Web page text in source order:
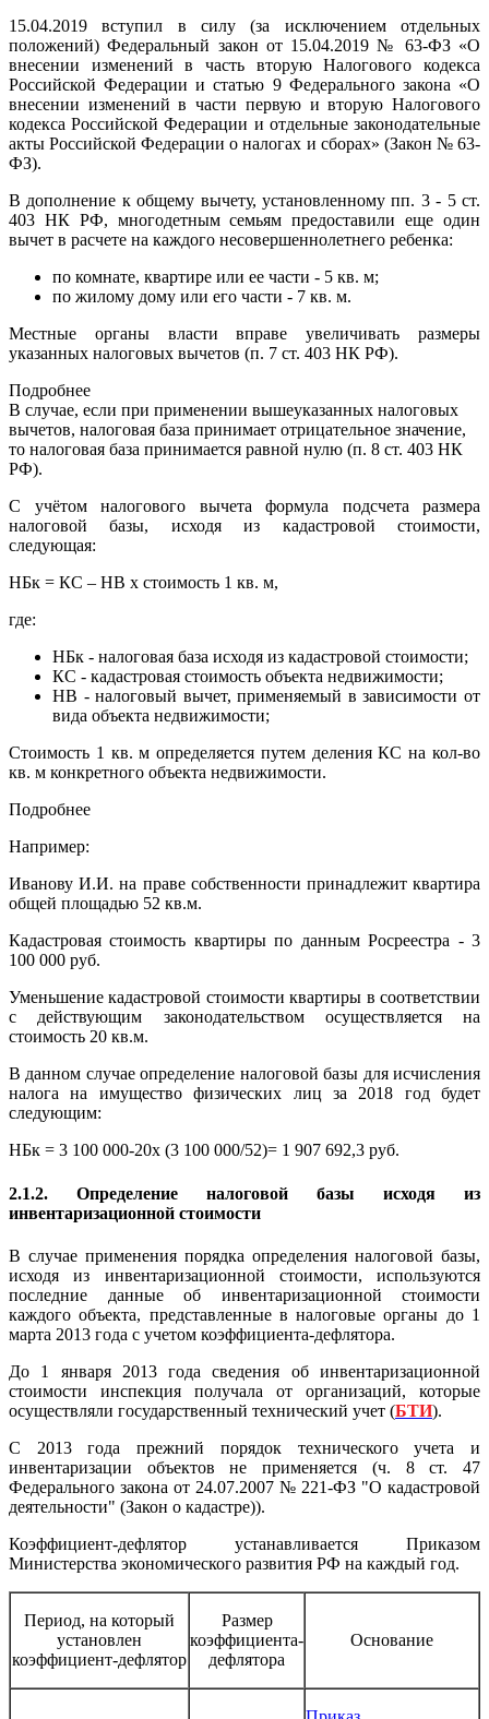
15.04.2019 вступил в силу (за исключением отдельных
положений) Федеральный закон от 15.04.2019 № 63-ФЗ «О
внесении изменений в часть вторую Налогового кодекса
Российской Федерации и статью 9 Федерального закона «О
внесении изменений в части первую и вторую Налогового
кодекса Российской Федерации и отдельные законодательные
акты Российской Федерации о налогах и сборах» (Закон № 63-
ФЗ).
В дополнение к общему вычету, установленному пп. 3 - 5 ст.
403 НК РФ, многодетным семьям предоставили еще один
вычет в расчете на каждого несовершеннолетнего ребенка:
по комнате, квартире или ее части - 5 кв. м;
по жилому дому или его части - 7 кв. м.
Местные органы власти вправе увеличивать размеры
указанных налоговых вычетов (п. 7 ст. 403 НК РФ).
Подробнее
В случае, если при применении вышеуказанных налоговых
вычетов, налоговая база принимает отрицательное значение,
то налоговая база принимается равной нулю (п. 8 ст. 403 НК
РФ).
С учётом налогового вычета формула подсчета размера
налоговой базы, исходя из кадастровой стоимости,
следующая:
НБк = КС – НВ х стоимость 1 кв. м,
где:
НБк - налоговая база исходя из кадастровой стоимости;
КС - кадастровая стоимость объекта недвижимости;
НВ - налоговый вычет, применяемый в зависимости от
вида объекта недвижимости;
Стоимость 1 кв. м определяется путем деления КС на кол-во
кв. м конкретного объекта недвижимости.
Подробнее
Например:
Иванову И.И. на праве собственности принадлежит квартира
общей площадью 52 кв.м.
Кадастровая стоимость квартиры по данным Росреестра - 3
100 000 руб.
Уменьшение кадастровой стоимости квартиры в соответствии
с действующим законодательством осуществляется на
стоимость 20 кв.м.
В данном случае определение налоговой базы для исчисления
налога на имущество физических лиц за 2018 год будет
следующим:
НБк = 3 100 000-20x (3 100 000/52)= 1 907 692,3 руб.
2.1.2. Определение налоговой базы исходя из
инвентаризационной стоимости
В случае применения порядка определения налоговой базы,
исходя из инвентаризационной стоимости, используются
последние данные об инвентаризационной стоимости
каждого объекта, представленные в налоговые органы до 1
марта 2013 года с учетом коэффициента-дефлятора.
До 1 января 2013 года сведения об инвентаризационной
стоимости инспекция получала от организаций, которые
осуществляли государственный технический учет (БТИ).
С 2013 года прежний порядок технического учета и
инвентаризации объектов не применяется (ч. 8 ст. 47
Федерального закона от 24.07.2007 № 221-ФЗ "О кадастровой
деятельности" (Закон о кадастре)).
Коэффициент-дефлятор устанавливается Приказом
Министерства экономического развития РФ на каждый год.
Период, на который
установлен
коэффициент-дефлятор
Размер
коэффициента-
дефлятора
Основание